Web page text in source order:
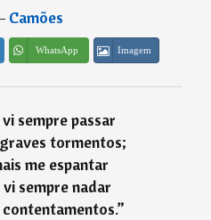
Camões
WhatsApp Imagem
sempre passar
tormentos;
me espantar
vi sempre nadar
contentamentos.”